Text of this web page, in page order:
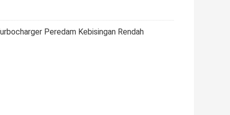
Peredam Kebisingan Rendah